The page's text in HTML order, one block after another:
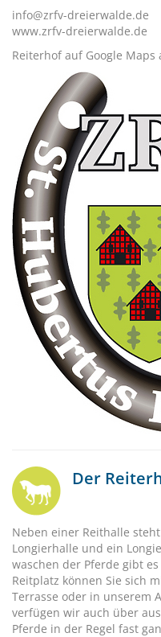
info@zrfv-dreierwalde.de
www.zrfv-dreierwalde.de
Reiterhof auf Google Maps
Der
Neben einer Reithalle
Longierhalle und ein
waschen der Pferde gibt
Reitplatz können Sie sich
Terrasse oder in unserem
verfügen wir auch über
Pferde in der Regel fast